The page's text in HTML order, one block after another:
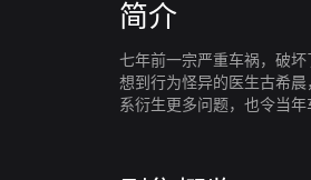
简介
七年前一宗严重车祸，破
想到行为怪异的医生古希
系衍生更多问题，也令当